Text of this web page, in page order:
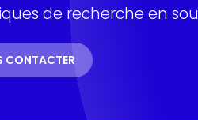
de recherche en
CONTACTER